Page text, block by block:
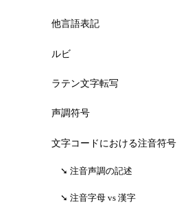
他言語表記
ルビ
ラテン文字転写
声調符号
文字コードにおける注音符号
注音声調の記述
注音字母 vs 漢字